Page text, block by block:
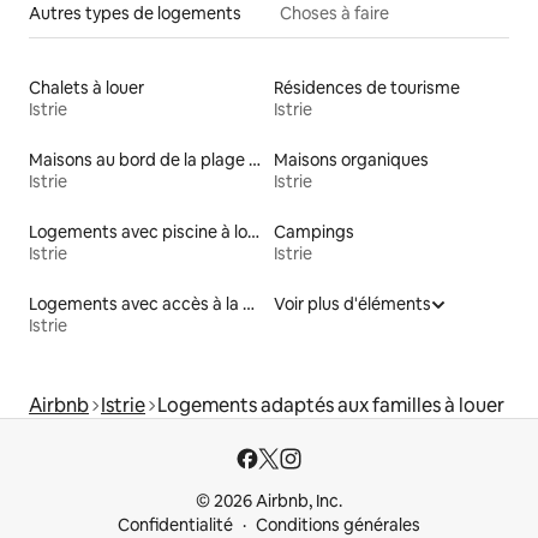
Autres types de logements Choses à faire
Chalets à louer
Istrie
Résidences de tourisme
Istrie
Maisons au bord de la plage à louer
Istrie
Maisons organiques
Istrie
Logements avec piscine à louer
Istrie
Campings
Istrie
Logements avec accès à la plage
Istrie
Voir plus d'éléments
Airbnb Istrie Logements adaptés aux familles à louer
© 2026 Airbnb, Inc.
Confidentialité
Conditions générales